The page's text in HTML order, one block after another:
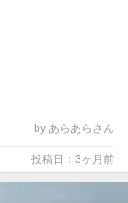
by あらあらさん
投稿日：3ヶ月前